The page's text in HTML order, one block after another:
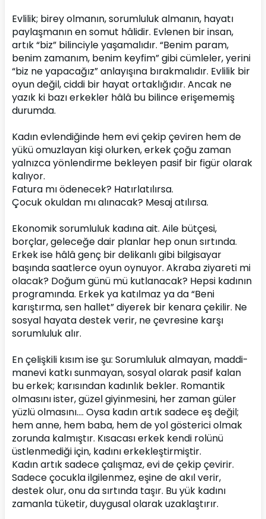
Evlilik; birey olmanın, sorumluluk almanın, hayatı
paylaşmanın en somut hâlidir. Evlenen bir insan,
artık “biz” bilinciyle yaşamalıdır. “Benim param,
benim zamanım, benim keyfim” gibi cümleler, yerini
“biz ne yapacağız” anlayışına bırakmalıdır. Evlilik bir
oyun değil, ciddi bir hayat ortaklığıdır. Ancak ne
yazık ki bazı erkekler hâlâ bu bilince erişememiş
durumda.
Kadın evlendiğinde hem evi çekip çeviren hem de
yükü omuzlayan kişi olurken, erkek çoğu zaman
yalnızca yönlendirme bekleyen pasif bir figür olarak
kalıyor.
Fatura mı ödenecek? Hatırlatılırsa.
Çocuk okuldan mı alınacak? Mesaj atılırsa.
Ekonomik sorumluluk kadına ait. Aile bütçesi,
borçlar, geleceğe dair planlar hep onun sırtında.
Erkek ise hâlâ genç bir delikanlı gibi bilgisayar
başında saatlerce oyun oynuyor. Akraba ziyareti mi
olacak? Doğum günü mü kutlanacak? Hepsi kadının
programında. Erkek ya katılmaz ya da “Beni
karıştırma, sen hallet” diyerek bir kenara çekilir. Ne
sosyal hayata destek verir, ne çevresine karşı
sorumluluk alır.
En çelişkili kısım ise şu: Sorumluluk almayan, maddi-
manevi katkı sunmayan, sosyal olarak pasif kalan
bu erkek; karısından kadınlık bekler. Romantik
olmasını ister, güzel giyinmesini, her zaman güler
yüzlü olmasını…. Oysa kadın artık sadece eş değil;
hem anne, hem baba, hem de yol gösterici olmak
zorunda kalmıştır. Kısacası erkek kendi rolünü
üstlenmediği için, kadını erkekleştirmiştir.
Kadın artık sadece çalışmaz, evi de çekip çevirir.
Sadece çocukla ilgilenmez, eşine de akıl verir,
destek olur, onu da sırtında taşır. Bu yük kadını
zamanla tüketir, duygusal olarak uzaklaştırır.